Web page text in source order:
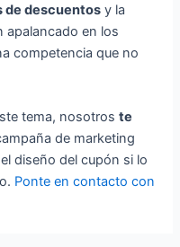
de descuentos y la
apalancado en los
competencia que no
tema, nosotroste
de marketing
diseño del cupón si lo
Ponte en contacto con